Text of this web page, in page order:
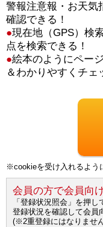
警報注意報・お天気
確認できる！
●現在地（GPS）検
点を検索できる！
●絵本のようにペー
＆わかりやすくチェ
※cookieを受け入れるよう
会員の方で会員向
「登録状況照会」を押し
登録状況を確認して会員
(※2重登録にはなりませ